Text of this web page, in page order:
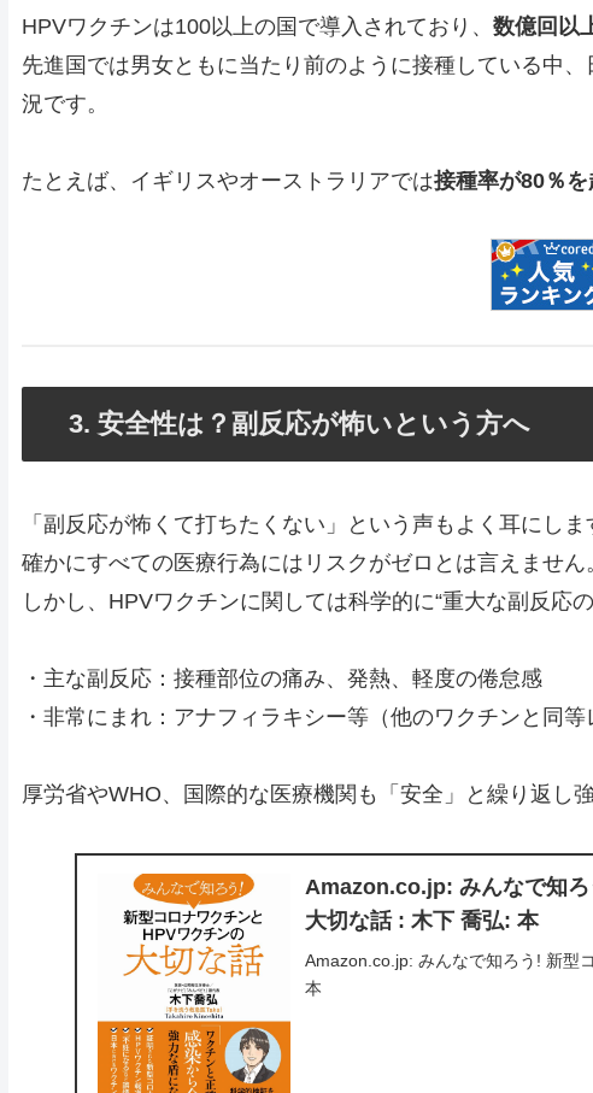
HPVワクチンは100以上の国で導入されており、 数億回以
先進国では男女ともに当たり前のように接種している中、
況です。
たとえば、イギリスやオーストラリアでは接種率が80％を
3. 安全性は？副反応が怖いという方へ
「副反応が怖くて打ちたくない」という声もよく耳にしま
確かにすべての医療行為にはリスクがゼロとは言えません
しかし、HPVワクチンに関しては科学的に“重大な副反応
・主な副反応：接種部位の痛み、発熱、軽度の倦怠感
・非常にまれ：アナフィラキシー等（他のワクチンと同等
厚労省やWHO、国際的な医療機関も「安全」と繰り返し
Amazon.co.jp: みんなで知
大切な話 : 木下 喬弘: 本
Amazon.co.jp: みんなで知ろう! 新型
本